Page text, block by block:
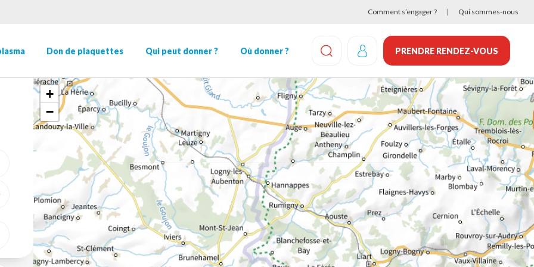
Comment s’engager ? Qui sommes-nous
Don de plaquettes Qui peut donner ? Où donner ?
EFFECTUEZ UNE RECHERCHE
PRENDRE RENDEZ-VOUS
GÉOLOCALISER
+
−